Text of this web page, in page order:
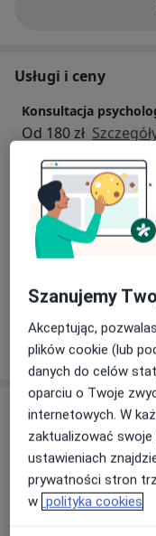
Usługi i ceny
Konsultacja
Od 180 zł
Konsultacja
Od 180 zł Szczegóły
Konsultacja
W jaki sposób
Adres
HEALIO
Krakowska 1,
Szanujemy
Akceptując,
plików cookie (lub
danych do celów
oparciu o Twoje
internetowych. W
zaktualizować
ustawieniach
prywatności stron
w polityka cookies